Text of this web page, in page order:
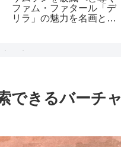
ファム・ファタール「デ
リラ」の魅力を名画とと
できるバーチャ